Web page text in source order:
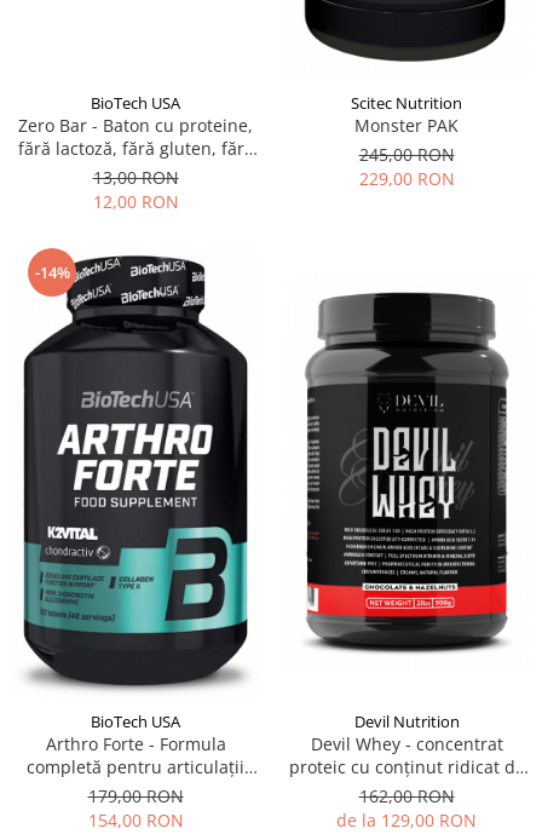
BioTech USA
Zero Bar - Baton cu proteine,
fără lactoză, fără gluten, fără
zahăr, fără aspartam, îndulcit
cu ștevia
13,00 RON
12,00 RON
Scitec Nutrition
Monster PAK
245,00 RON
229,00 RON
-14%
BioTech USA
Arthro Forte - Formula
completă pentru articulații
sănătoase
179,00 RON
154,00 RON
Devil Nutrition
Devil Whey - concentrat
proteic cu conținut ridicat de
proteine și cu un conținut
redus de carbohidrați
162,00 RON
de la 129,00 RON